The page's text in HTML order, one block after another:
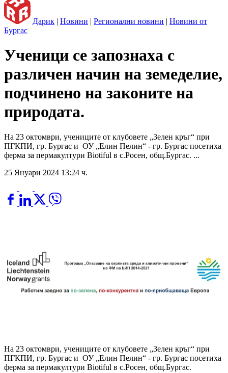
Дарик | Новини | Регионални новини | Новини от
Бургас
Ученици се запознаха с
различен начин на земеделие,
подчинено на законите на
природата.
На 23 октомври, учениците от клубовете „Зелен кръг“ при
ПГКПИ, гр. Бургас и ОУ „Елин Пелин“ - гр. Бургас посетиха
ферма за пермакултури Biotiful в с.Росен, общ.Бургас. ...
25 Януари 2024 13:24 ч.
На 23 октомври, учениците от клубовете „Зелен кръг“ при
ПГКПИ, гр. Бургас и ОУ „Елин Пелин“ - гр. Бургас посетиха
ферма за пермакултури Biotiful в с.Росен, общ.Бургас.